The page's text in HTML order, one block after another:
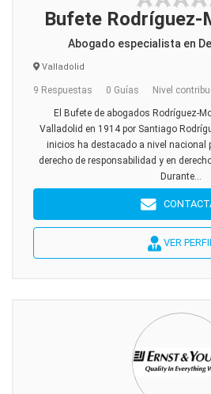
Bufete Rodríguez-
Abogado especialista en
Valladolid
9 Respuestas 0 Guías Nivel
El Bufete de abogados Rodríguez-
Valladolid en 1914 por Santiago
inicios ha destacado a nivel nacional
derecho de responsabilidad y en
Durante...
VER